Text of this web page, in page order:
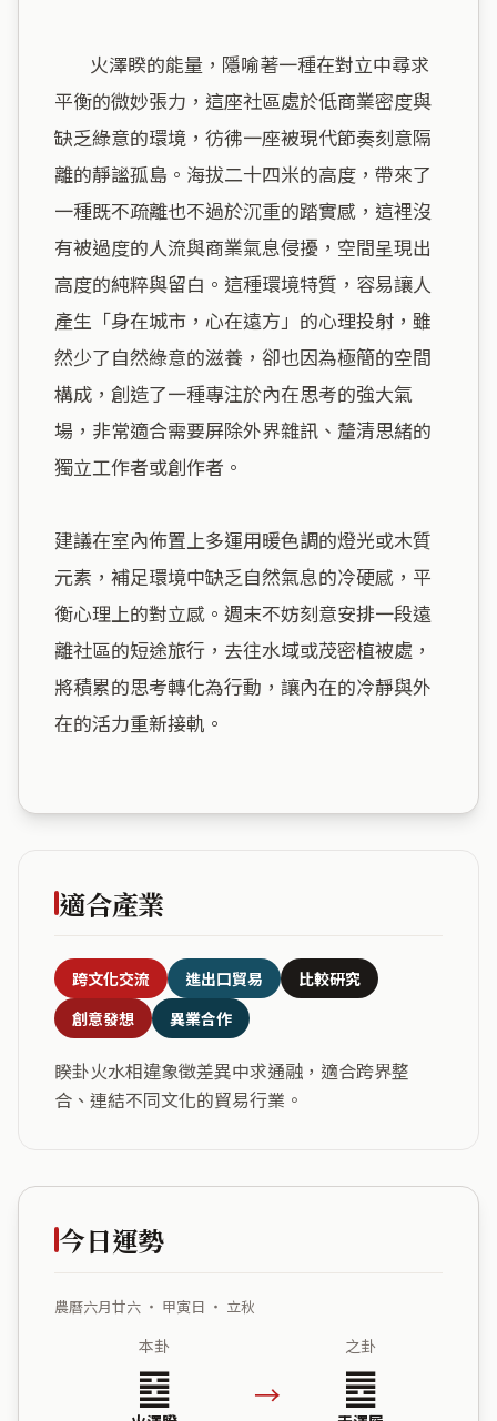
平衡的微妙張力，這座社區處於低商業密度與
缺乏綠意的環境，彷彿一座被現代節奏刻意隔
離的靜謐孤島。海拔二十四米的高度，帶來了
一種既不疏離也不過於沉重的踏實感，這裡沒
有被過度的人流與商業氣息侵擾，空間呈現出
高度的純粹與留白。這種環境特質，容易讓人
產生「身在城市，心在遠方」的心理投射，雖
然少了自然綠意的滋養，卻也因為極簡的空間
構成，創造了一種專注於內在思考的強大氣
場，非常適合需要屏除外界雜訊、釐清思緒的
獨立工作者或創作者。
建議在室內佈置上多運用暖色調的燈光或木質
元素，補足環境中缺乏自然氣息的冷硬感，平
衡心理上的對立感。週末不妨刻意安排一段遠
離社區的短途旅行，去往水域或茂密植被處，
將積累的思考轉化為行動，讓內在的冷靜與外
在的活力重新接軌。
適合產業
跨文化交流 進出口貿易
比較研究
創意發想
異業合作
睽卦火水相違象徵差異中求通融，適合跨界整
合、連結不同文化的貿易行業。
今日運勢
農曆六月廿六 ・ 甲寅日 ・ 立秋
本卦
䷥ →
之卦
䷉